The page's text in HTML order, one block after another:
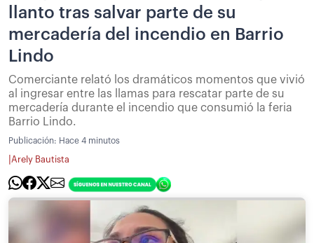
llanto tras salvar parte de su
mercadería del incendio en Barrio
Lindo
Comerciante relató los dramáticos momentos que vivió
al ingresar entre las llamas para rescatar parte de su
mercadería durante el incendio que consumió la feria
Barrio Lindo.
Publicación: Hace 4 minutos
Arely Bautista